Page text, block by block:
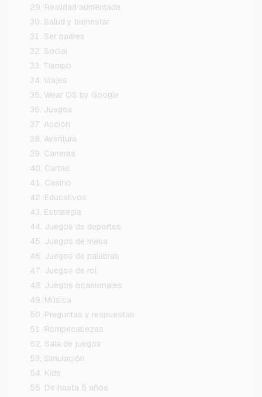
Realidad aumentada
Salud y bienestar
Ser padres
Social
Tiempo
Viajes
Wear OS by Google
Juegos
Acción
Aventura
Carreras
Cartas
Casino
Educativos
Estrategia
Juegos de deportes
Juegos de mesa
Juegos de palabras
Juegos de rol
Juegos ocasionales
Música
Preguntas y respuestas
Rompecabezas
Sala de juegos
Simulación
Kids
De hasta 5 años